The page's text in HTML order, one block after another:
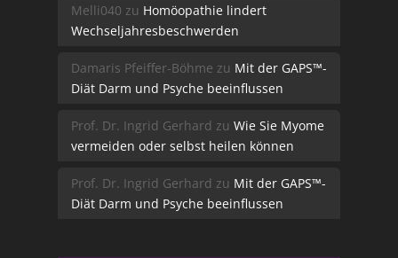
Melli040 zu Homöopathie lindert
Wechseljahresbeschwerden
Damaris Pfeiffer-Böhme zu Mit der GAPS™-
Diät Darm und Psyche beeinflussen
Prof. Dr. Ingrid Gerhard zu Wie Sie Myome
vermeiden oder selbst heilen können
Prof. Dr. Ingrid Gerhard zu Mit der GAPS™-
Diät Darm und Psyche beeinflussen